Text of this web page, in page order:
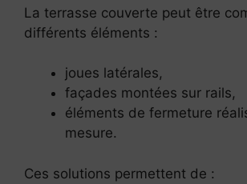
La terrasse couverte peut être
différents éléments :
joues latérales,
façades montées sur rails,
éléments de fermeture
mesure.
Ces solutions permettent de :